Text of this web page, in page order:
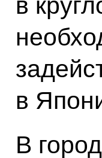
в
в
В